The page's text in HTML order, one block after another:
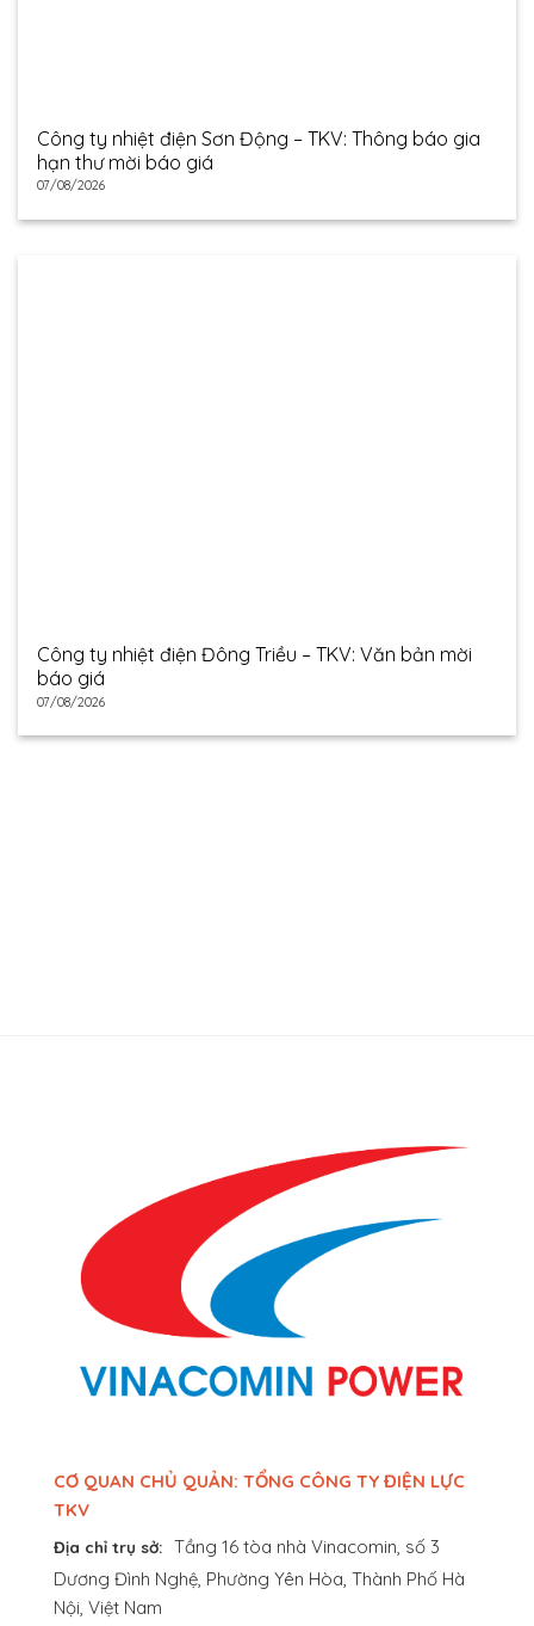
Công ty nhiệt điện Sơn Động – TKV: Thông báo gia
hạn thư mời báo giá
07/08/2026
Công ty nhiệt điện Đông Triều – TKV: Văn bản mời
báo giá
07/08/2026
CƠ QUAN CHỦ QUẢN: TỔNG CÔNG TY ĐIỆN LỰC
TKV
Địa chỉ trụ sở: Tầng 16 tòa nhà Vinacomin, số 3
Dương Đình Nghệ, Phường Yên Hòa, Thành Phố Hà
Nội, Việt Nam